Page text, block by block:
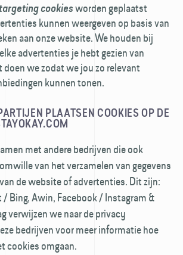
cookiesworden geplaatst
kunnen weergeven op basis van
aan onze website. We houden bij
advertenties je hebt gezien van
we zodat we jou zo relevant
kunnen tonen.
PLAATSEN COOKIES OP DE
met andere bedrijven die ook
van het verzamelen van gegevens
de website of advertenties. Dit zijn:
Bing, Awin, Facebook / Instagram &
verwijzen we naar de privacy
bedrijven voor meer informatie hoe
cookies omgaan.